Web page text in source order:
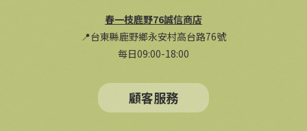
春一枝鹿野76誠信商店
📍台東縣鹿野鄉永安村高台路76號
每日09:00-18:00
顧客服務